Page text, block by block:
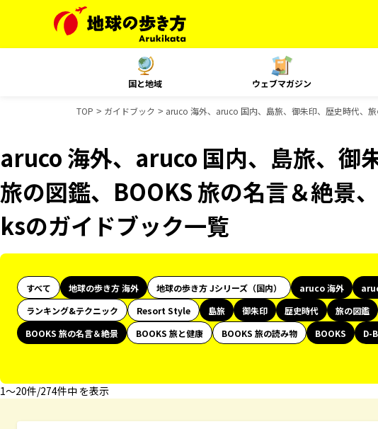
国と地域 ウェブマガジン
TOP ガイドブック aruco 海外、aruco 国内、島旅、御朱印、歴史時代、
aruco 海外、aruco 国内、島旅、御
旅の図鑑、BOOKS 旅の名言＆絶景
ksのガイドブック一覧
すべて 地球の歩き方 海外 地球の歩き方 Jシリーズ（国内） aruco 海外
ランキング&テクニック
Resort Style 島旅 御朱印 歴史時代 旅の図鑑
BOOKS 旅の名言＆絶景
BOOKS 旅と健康 BOOKS 旅の読み物 BOOKS
D-
1〜20件/274件中 を表示